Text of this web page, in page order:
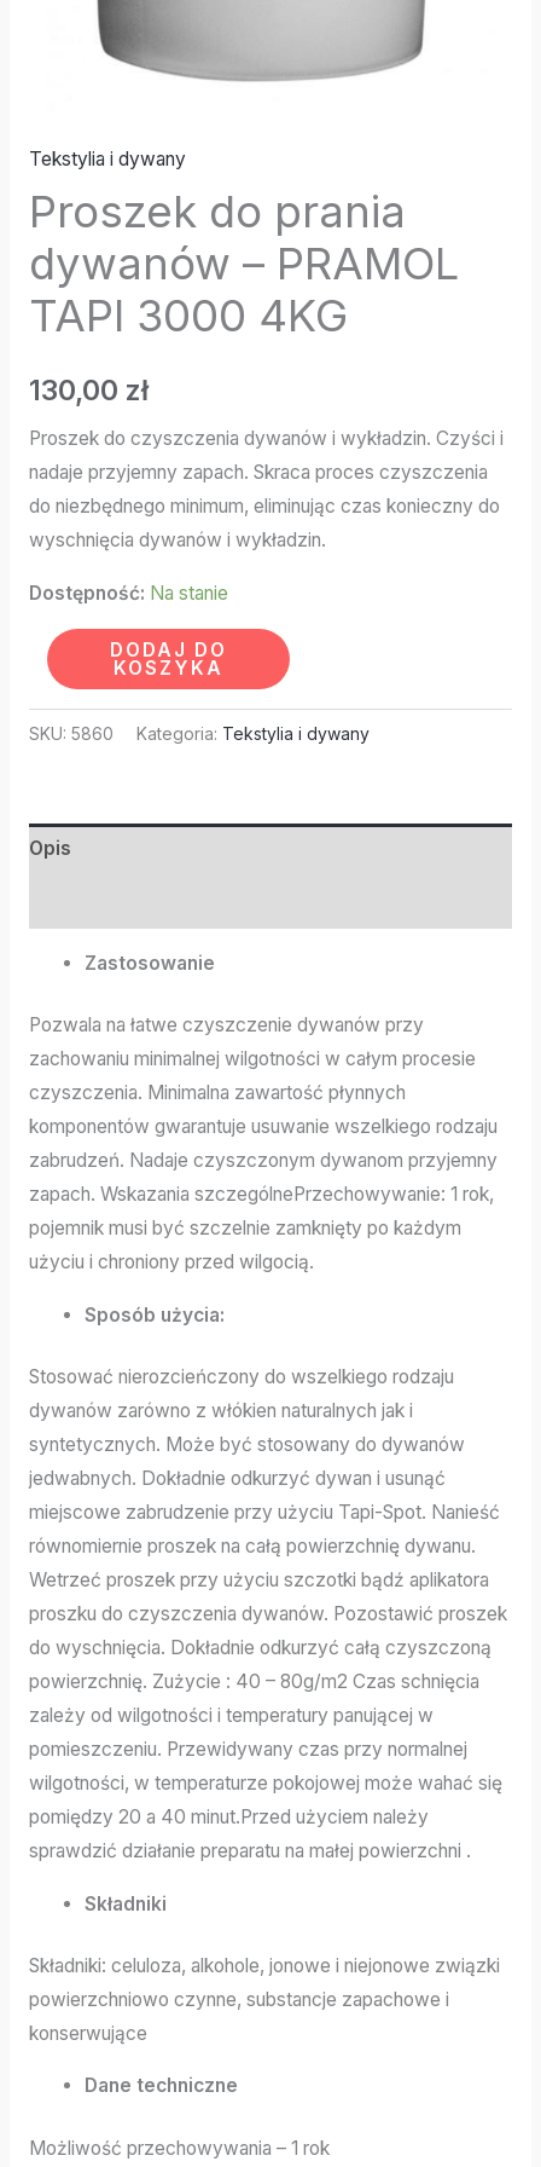
Tekstylia i dywany
Proszek do prania
dywanów – PRAMOL
TAPI 3000 4KG
130,00 zł
Proszek do czyszczenia dywanów i wykładzin. Czyści i
nadaje przyjemny zapach. Skraca proces czyszczenia
do niezbędnego minimum, eliminując czas konieczny do
wyschnięcia dywanów i wykładzin.
Dostępność: Na stanie
DODAJ DO
KOSZYKA
SKU: 5860 Kategoria: Tekstylia i dywany
Opis
Zastosowanie
Pozwala na łatwe czyszczenie dywanów przy
zachowaniu minimalnej wilgotności w całym procesie
czyszczenia. Minimalna zawartość płynnych
komponentów gwarantuje usuwanie wszelkiego rodzaju
zabrudzeń. Nadaje czyszczonym dywanom przyjemny
zapach. Wskazania szczególnePrzechowywanie: 1 rok,
pojemnik musi być szczelnie zamknięty po każdym
użyciu i chroniony przed wilgocią.
Sposób użycia:
Stosować nierozcieńczony do wszelkiego rodzaju
dywanów zarówno z włókien naturalnych jak i
syntetycznych. Może być stosowany do dywanów
jedwabnych. Dokładnie odkurzyć dywan i usunąć
miejscowe zabrudzenie przy użyciu Tapi-Spot. Nanieść
równomiernie proszek na całą powierzchnię dywanu.
Wetrzeć proszek przy użyciu szczotki bądź aplikatora
proszku do czyszczenia dywanów. Pozostawić proszek
do wyschnięcia. Dokładnie odkurzyć całą czyszczoną
powierzchnię. Zużycie : 40 – 80g/m2 Czas schnięcia
zależy od wilgotności i temperatury panującej w
pomieszczeniu. Przewidywany czas przy normalnej
wilgotności, w temperaturze pokojowej może wahać się
pomiędzy 20 a 40 minut.Przed użyciem należy
sprawdzić działanie preparatu na małej powierzchni .
Składniki
Składniki: celuloza, alkohole, jonowe i niejonowe związki
powierzchniowo czynne, substancje zapachowe i
konserwujące
Dane techniczne
Możliwość przechowywania – 1 rok